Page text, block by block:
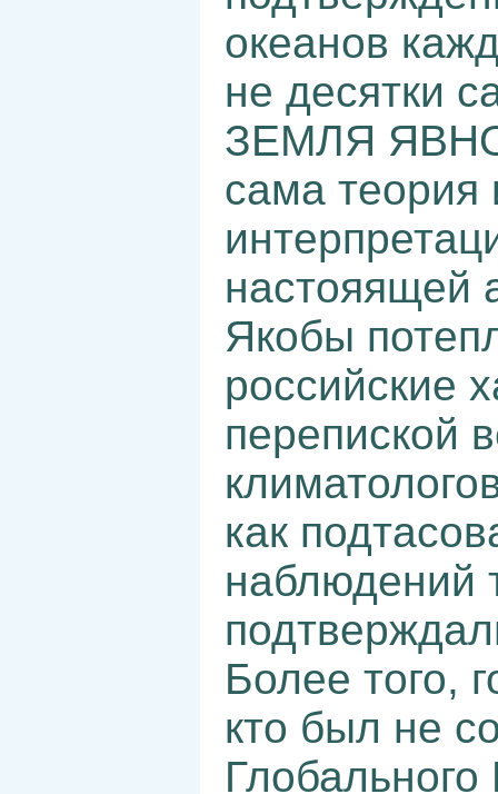
океанов
не десятки
ЗЕМЛЯ
сама теория
настояящей
Якобы
российские
перепиской
как
наблюдений
Более того,
кто был не